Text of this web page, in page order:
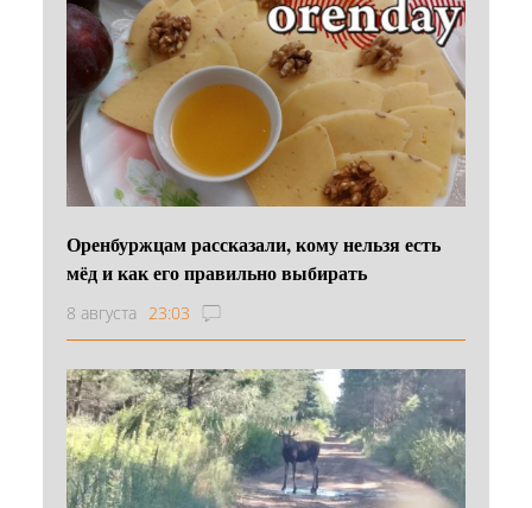
Оренбуржцам рассказали, кому нельзя есть
мёд и как его правильно выбирать
8 августа 23:03